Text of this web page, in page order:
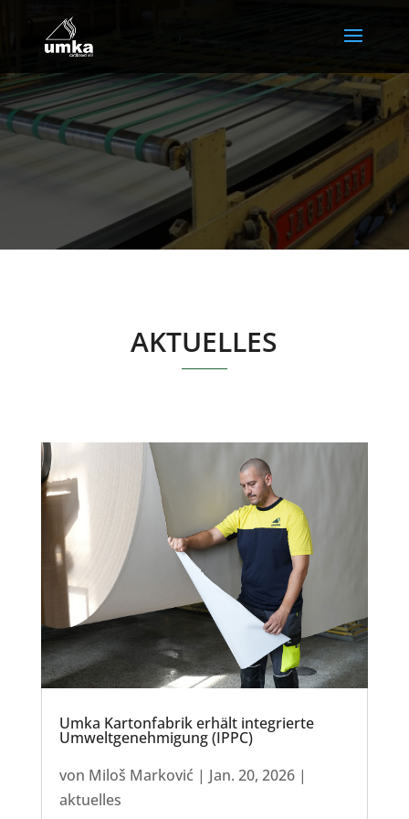
AKTUELLES
Umka Kartonfabrik erhält integrierte
Umweltgenehmigung (IPPC)
von Miloš Marković | Jan. 20, 2026|
aktuelles